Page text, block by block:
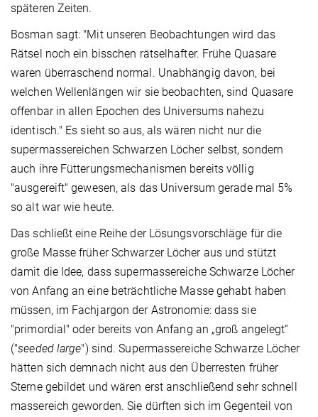
späteren Zeiten.
Bosman sagt: "Mit unseren Beobachtungen wird das
Rätsel noch ein bisschen rätselhafter. Frühe Quasare
waren überraschend normal. Unabhängig davon, bei
welchen Wellenlängen wir sie beobachten, sind Quasare
offenbar in allen Epochen des Universums nahezu
identisch." Es sieht so aus, als wären nicht nur die
supermassereichen Schwarzen Löcher selbst, sondern
auch ihre Fütterungsmechanismen bereits völlig
"ausgereift" gewesen, als das Universum gerade mal 5%
so alt war wie heute.
Das schließt eine Reihe der Lösungsvorschläge für die
große Masse früher Schwarzer Löcher aus und stützt
damit die Idee, dass supermassereiche Schwarze Löcher
von Anfang an eine beträchtliche Masse gehabt haben
müssen, im Fachjargon der Astronomie: dass sie
"primordial" oder bereits von Anfang an „groß angelegt“
("seeded large") sind. Supermassereiche Schwarze Löcher
hätten sich demnach nicht aus den Überresten früher
Sterne gebildet und wären erst anschließend sehr schnell
massereich geworden. Sie dürften sich im Gegenteil von